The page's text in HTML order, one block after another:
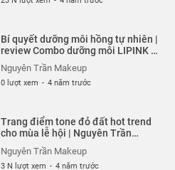
Bí quyết dưỡng môi hồng tự nhiên |
review Combo dưỡng môi LIPINK |
Nguyên Trần Makeup
Nguyên Trần Makeup
0 lượt xem - 4 năm trước
Trang điểm tone đỏ đất hot trend
cho mùa lễ hội | Nguyên Trần
Makeup
Nguyên Trần Makeup
3 N lượt xem - 4 năm trước